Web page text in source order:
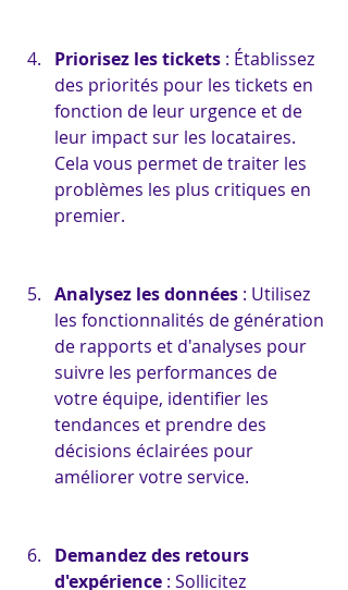
Priorisez les tickets : Établissez
des priorités pour les tickets en
fonction de leur urgence et de
leur impact sur les locataires.
Cela vous permet de traiter les
problèmes les plus critiques en
premier.
Analysez les données : Utilisez
les fonctionnalités de génération
de rapports et d'analyses pour
suivre les performances de
votre équipe, identifier les
tendances et prendre des
décisions éclairées pour
améliorer votre service.
Demandez des retours
d'expérience : Sollicitez